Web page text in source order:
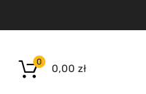
0,00 zł
0